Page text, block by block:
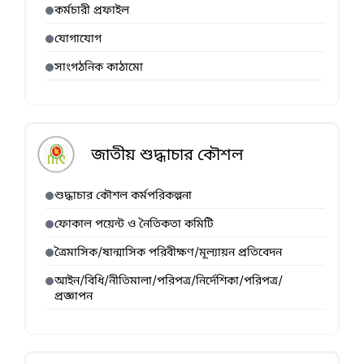
কর্মচারী প্রফাইল
যোগাযোগ
সাংগঠনিক কাঠামো
জাতীয় শুদ্ধাচার কৌশল
শুদ্ধাচার কৌশল কর্মপরিকল্পনা
ফোকাল পয়েন্ট ও নৈতিকতা কমিটি
ত্রৈমাসিক/ষান্মাসিক পরিবীক্ষণ/মূল্যায়ন প্রতিবেদন
আইন/বিধি/নীতিমালা/পরিপত্র/নির্দেশিকা/পরিপত্র/
প্রজ্ঞাপন